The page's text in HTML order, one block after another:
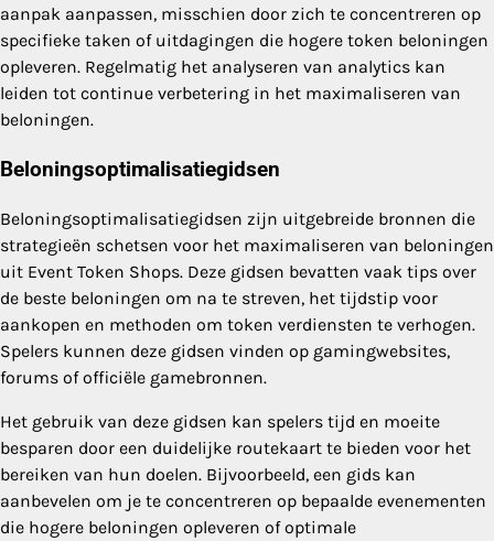
aanpak aanpassen, misschien door zich te concentreren op
specifieke taken of uitdagingen die hogere token beloningen
opleveren. Regelmatig het analyseren van analytics kan
leiden tot continue verbetering in het maximaliseren van
beloningen.
Beloningsoptimalisatiegidsen
Beloningsoptimalisatiegidsen zijn uitgebreide bronnen die
strategieën schetsen voor het maximaliseren van beloningen
uit Event Token Shops. Deze gidsen bevatten vaak tips over
de beste beloningen om na te streven, het tijdstip voor
aankopen en methoden om token verdiensten te verhogen.
Spelers kunnen deze gidsen vinden op gamingwebsites,
forums of officiële gamebronnen.
Het gebruik van deze gidsen kan spelers tijd en moeite
besparen door een duidelijke routekaart te bieden voor het
bereiken van hun doelen. Bijvoorbeeld, een gids kan
aanbevelen om je te concentreren op bepaalde evenementen
die hogere beloningen opleveren of optimale